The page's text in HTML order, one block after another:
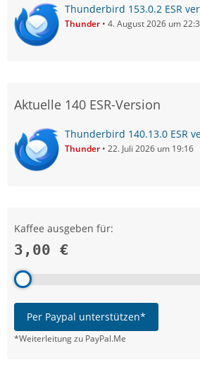
Thunderbird 153.0.2 ESR
Thunder 4. August 2026 um
Aktuelle 140 ESR-Version
Thunderbird 140.13.0 ESR
Thunder 22. Juli 2026 um 19:16
Kaffee ausgeben für:
3,00 €
Per Paypal unterstützen*
*Weiterleitung zu PayPal.Me